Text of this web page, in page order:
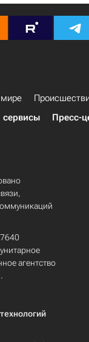
сервисы Пресс-
агентство